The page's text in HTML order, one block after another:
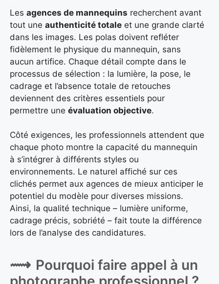
Les agences de mannequins recherchent avant
tout une authenticité totale et une grande clarté
dans les images. Les polas doivent refléter
fidèlement le physique du mannequin, sans
aucun artifice. Chaque détail compte dans le
processus de sélection : la lumière, la pose, le
cadrage et l’absence totale de retouches
deviennent des critères essentiels pour
permettre une évaluation objective.
Côté exigences, les professionnels attendent que
chaque photo montre la capacité du mannequin
à s’intégrer à différents styles ou
environnements. Le naturel affiché sur ces
clichés permet aux agences de mieux anticiper le
potentiel du modèle pour diverses missions.
Ainsi, la qualité technique – lumière uniforme,
cadrage précis, sobriété – fait toute la différence
lors de l’analyse des candidatures.
Pourquoi faire appel à un